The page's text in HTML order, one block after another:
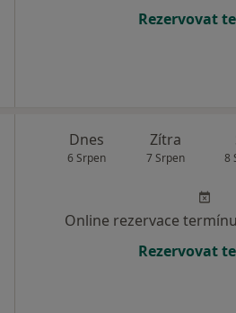
Rezervovat
Dnes
6 Srpen
Zítra
7 Srpen 8
Online rezervace
Rezervovat